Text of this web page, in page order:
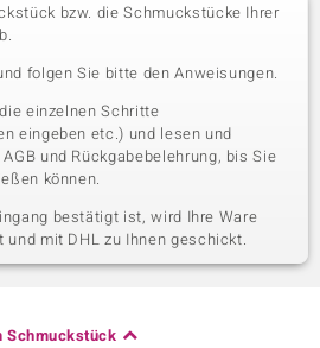
bzw. die Schmuckstücke Ihrer
folgen Sie bitte den Anweisungen.
einzelnen Schritte
eingeben etc.) und lesen und
und Rückgabebelehrung, bis Sie
können.
bestätigt ist, wird Ihre Ware
mit DHL zu Ihnen geschickt.
Schmuckstück